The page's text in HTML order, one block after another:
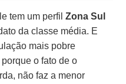
tem um perfilZona Sul
da classe média. E
mais pobre
porque o fato de o
não faz a menor